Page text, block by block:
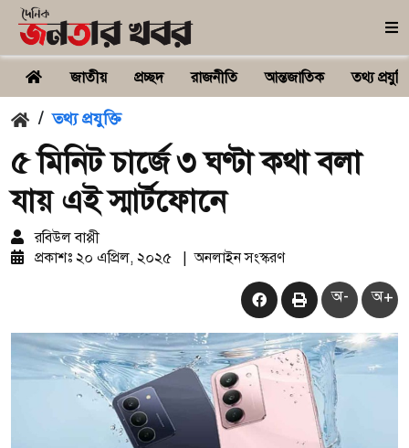
জাতীয় প্রচ্ছদ রাজনীতি আন্তজাতিক তথ্য প্রযুক্তি
/ তথ্য প্রযুক্তি
৫ মিনিট চার্জে ৩ ঘণ্টা কথা বলা
যায় এই স্মার্টফোনে
রবিউল বাপ্পী
প্রকাশঃ ২০ এপ্রিল, ২০২৫ অনলাইন সংস্করণ
অ- অ+